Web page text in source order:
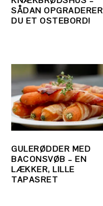
SÅDAN OPGRADERER
DU ET OSTEBORD!
GULERØDDER MED
BACONSVØB – EN
LÆKKER, LILLE
TAPASRET